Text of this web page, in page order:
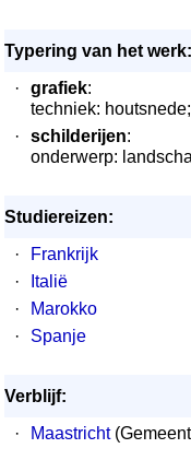
Typering van het werk:
·
grafiek:
techniek:
·
schilderijen:
onderwerp:
Studiereizen:
·
Frankrijk
·
Italië
·
Marokko
·
Spanje
Verblijf:
·
Maastricht